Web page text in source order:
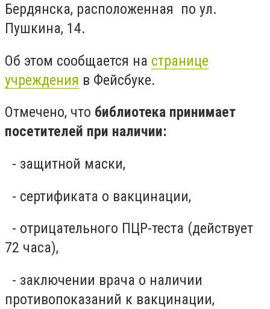
Бердянска, расположенная по ул.
Пушкина, 14.
Об этом сообщается на странице
учреждения в Фейсбуке.
Отмечено, что библиотека принимает
посетителей при наличии:
- защитной маски,
- сертификата о вакцинации,
- отрицательного ПЦР-теста (действует
72 часа),
- заключении врача о наличии
противопоказаний к вакцинации,